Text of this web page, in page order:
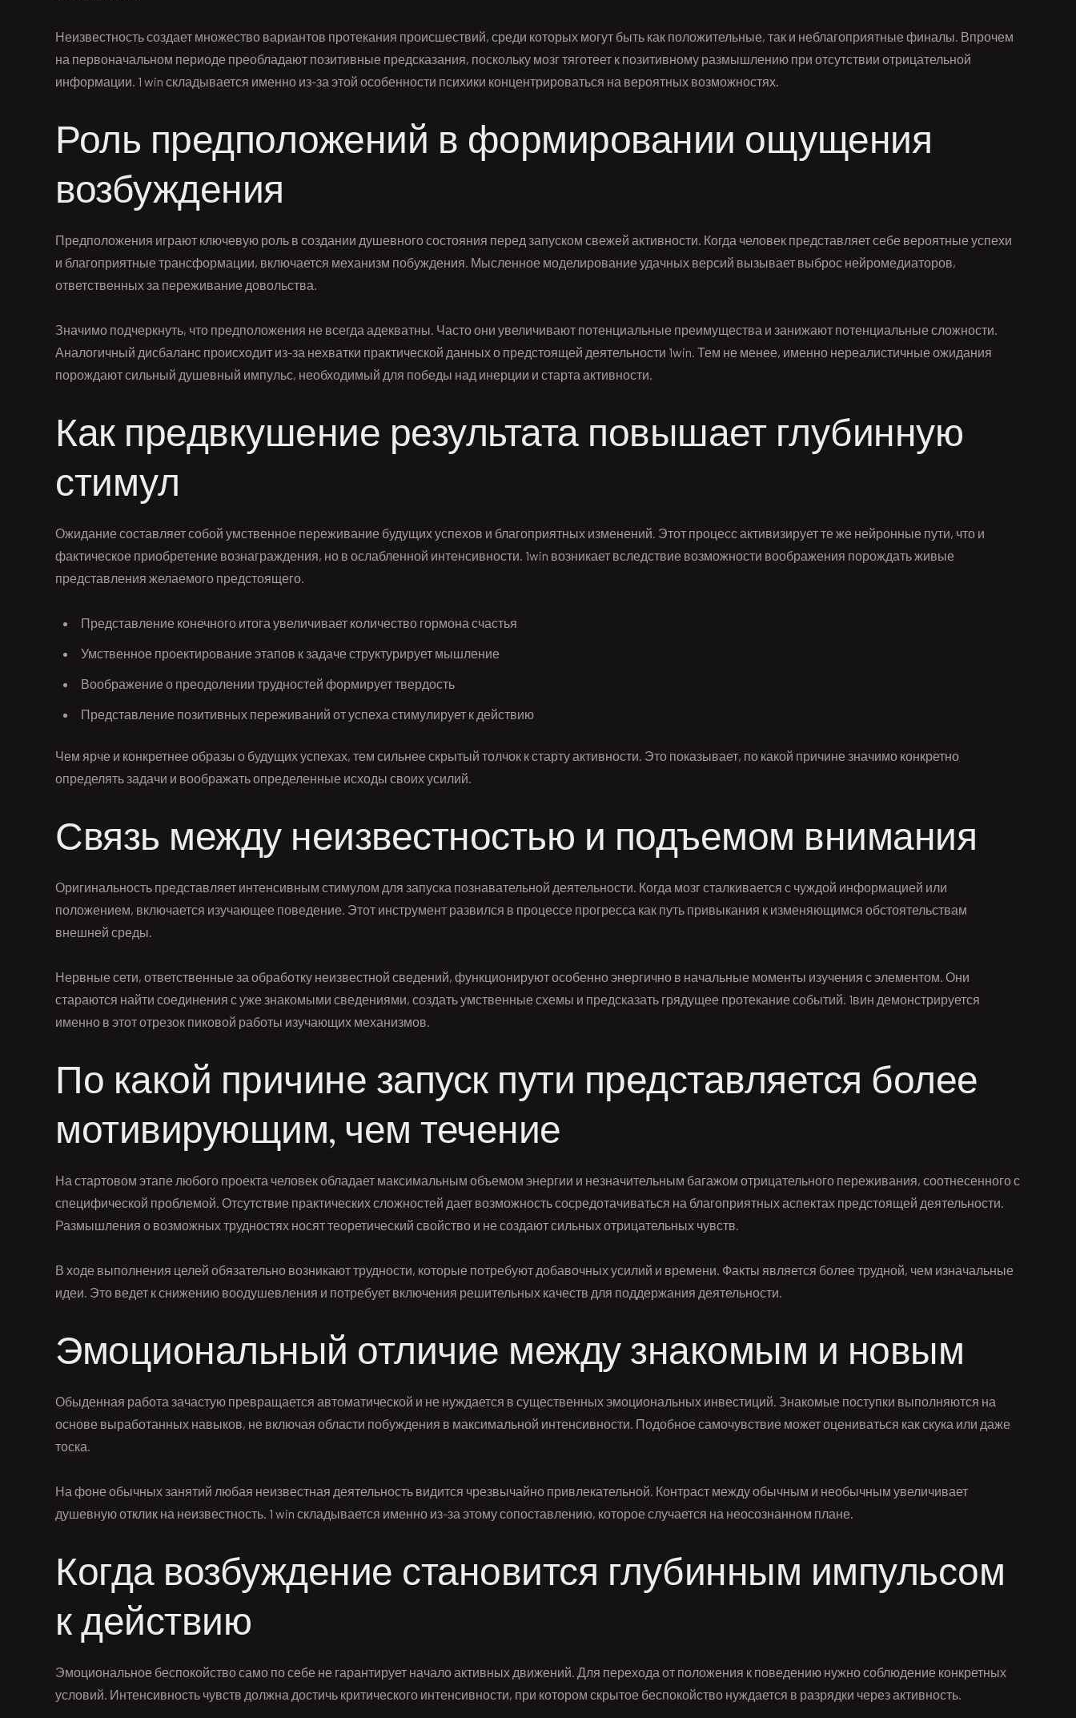
Неизвестность создает множество вариантов протекания происшествий, среди которых могут быть как положительные, так и неблагоприятные финалы. Впрочем
на первоначальном периоде преобладают позитивные предсказания, поскольку мозг тяготеет к позитивному размышлению при отсутствии отрицательной
информации. 1 win складывается именно из-за этой особенности психики концентрироваться на вероятных возможностях.
Роль предположений в формировании ощущения
возбуждения
Предположения играют ключевую роль в создании душевного состояния перед запуском свежей активности. Когда человек представляет себе вероятные успехи
и благоприятные трансформации, включается механизм побуждения. Мысленное моделирование удачных версий вызывает выброс нейромедиаторов,
ответственных за переживание довольства.
Значимо подчеркнуть, что предположения не всегда адекватны. Часто они увеличивают потенциальные преимущества и занижают потенциальные сложности.
Аналогичный дисбаланс происходит из-за нехватки практической данных о предстоящей деятельности 1win. Тем не менее, именно нереалистичные ожидания
порождают сильный душевный импульс, необходимый для победы над инерции и старта активности.
Как предвкушение результата повышает глубинную
стимул
Ожидание составляет собой умственное переживание будущих успехов и благоприятных изменений. Этот процесс активизирует те же нейронные пути, что и
фактическое приобретение вознаграждения, но в ослабленной интенсивности. 1win возникает вследствие возможности воображения порождать живые
представления желаемого предстоящего.
Представление конечного итога увеличивает количество гормона счастья
Умственное проектирование этапов к задаче структурирует мышление
Воображение о преодолении трудностей формирует твердость
Представление позитивных переживаний от успеха стимулирует к действию
Чем ярче и конкретнее образы о будущих успехах, тем сильнее скрытый толчок к старту активности. Это показывает, по какой причине значимо конкретно
определять задачи и воображать определенные исходы своих усилий.
Связь между неизвестностью и подъемом внимания
Оригинальность представляет интенсивным стимулом для запуска познавательной деятельности. Когда мозг сталкивается с чуждой информацией или
положением, включается изучающее поведение. Этот инструмент развился в процессе прогресса как путь привыкания к изменяющимся обстоятельствам
внешней среды.
Нервные сети, ответственные за обработку неизвестной сведений, функционируют особенно энергично в начальные моменты изучения с элементом. Они
стараются найти соединения с уже знакомыми сведениями, создать умственные схемы и предсказать грядущее протекание событий. 1вин демонстрируется
именно в этот отрезок пиковой работы изучающих механизмов.
По какой причине запуск пути представляется более
мотивирующим, чем течение
На стартовом этапе любого проекта человек обладает максимальным объемом энергии и незначительным багажом отрицательного переживания, соотнесенного с
специфической проблемой. Отсутствие практических сложностей дает возможность сосредотачиваться на благоприятных аспектах предстоящей деятельности.
Размышления о возможных трудностях носят теоретический свойство и не создают сильных отрицательных чувств.
В ходе выполнения целей обязательно возникают трудности, которые потребуют добавочных усилий и времени. Факты является более трудной, чем изначальные
идеи. Это ведет к снижению воодушевления и потребует включения решительных качеств для поддержания деятельности.
Эмоциональный отличие между знакомым и новым
Обыденная работа зачастую превращается автоматической и не нуждается в существенных эмоциональных инвестиций. Знакомые поступки выполняются на
основе выработанных навыков, не включая области побуждения в максимальной интенсивности. Подобное самочувствие может оцениваться как скука или даже
тоска.
На фоне обычных занятий любая неизвестная деятельность видится чрезвычайно привлекательной. Контраст между обычным и необычным увеличивает
душевную отклик на неизвестность. 1 win складывается именно из-за этому сопоставлению, которое случается на неосознанном плане.
Когда возбуждение становится глубинным импульсом
к действию
Эмоциональное беспокойство само по себе не гарантирует начало активных движений. Для перехода от положения к поведению нужно соблюдение конкретных
условий. Интенсивность чувств должна достичь критического интенсивности, при котором скрытое беспокойство нуждается в разрядки через активность.